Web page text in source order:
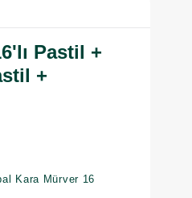
Pastil +
+
Kara Mürver 16